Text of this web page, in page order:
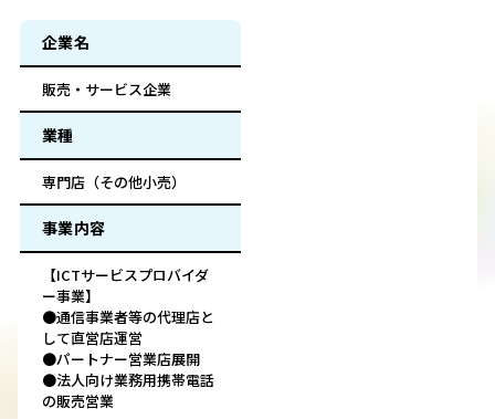
企業名
販売・サービス企業
業種
専門店（その他小売）
事業内容
【ICTサービスプロバイダ
ー事業】
●通信事業者等の代理店と
して直営店運営
●パートナー営業店展開
●法人向け業務用携帯電話
の販売営業